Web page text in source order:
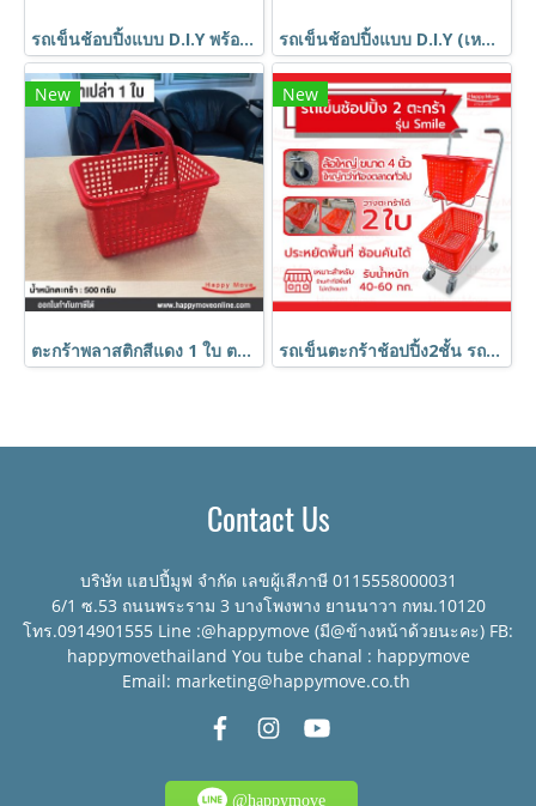
รถเข็นช้อบปิ้งแบบ D.I.Y พร้อมที่วางของเป็นแผ่นด้านข้าง (เหมือนห้าง Homepro) code 40304 รถเข็นช้อปปิ้งแบบ D.I.Y (เหมือนห้างบุญถาวร) ตะกร้ารถเข็นช้อบปิ้ง รถเข็นบรรทุกของ code 52178
New
ตะกร้าพลาสติกสีแดง 1 ใบ ตะกร้าใส่ของ ตะกร้ามีรู มีหูหิ้ว HORECAT code 58750
New
รถเข็นตะกร้าช้อปปิ้ง2ชั้น รถเข็นช้อปปิ้ง รถเข็นวางตะกร้า Happy Move รุ่น Smile
Contact Us
บริษัท แฮปปี้มูฟ จำกัด เลขผู้เสีภาษี 0115558000031
6/1 ซ.53 ถนนพระราม 3 บางโพงพาง ยานนาวา กทม.10120
โทร.0914901555 Line :@happymove (มี@ข้างหน้าด้วยนะคะ) FB:
happymovethailand You tube chanal : happymove
Email: marketing@happymove.co.th
@happymove